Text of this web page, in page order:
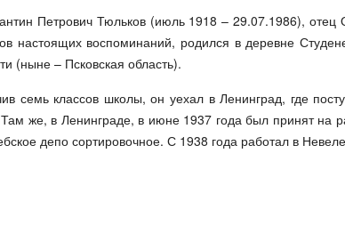
Петрович Тюльков (июль 1918 – 29.07.1986),
настоящих воспоминаний, родился в деревне
(ныне – Псковская область).
семь классов школы, он уехал в Ленинград, где
же, в Ленинграде, в июне 1937 года был принят на
депо сортировочное. С 1938 года работал в